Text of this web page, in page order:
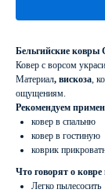
Бельгийские ковры
Ковер с ворсом
Материал, вискоза,
ощущениям.
Рекомендуем
ковер в спальню
ковер в гостиную
коврик
Что говорят о
Легко пылесосить